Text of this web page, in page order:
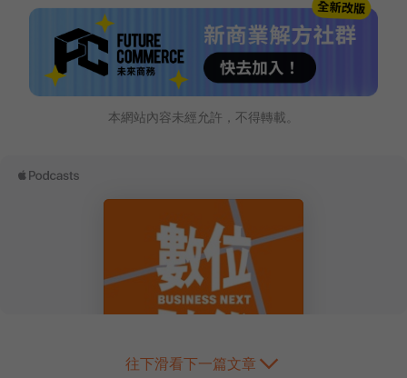
本網站內容未經允許，不得轉載。
往下滑看下一篇文章